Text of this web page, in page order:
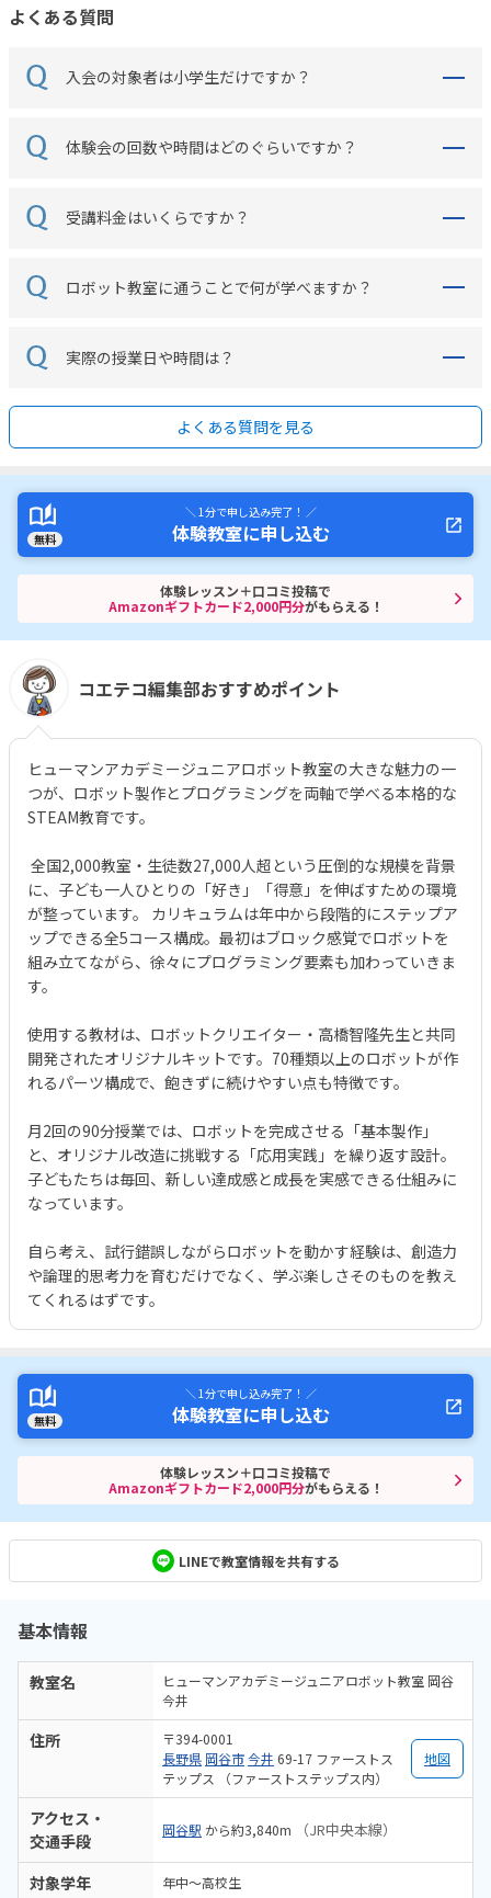
よくある質問
入会の対象者は小学生だけですか？
体験会の回数や時間はどのぐらいですか？
受講料金はいくらですか？
ロボット教室に通うことで何が学べますか？
実際の授業日や時間は？
よくある質問を見る
無料
＼ 1分で申し込み完了！ ／
体験教室に申し込む
体験レッスン＋口コミ投稿で
Amazonギフトカード2,000円分がもらえる！
コエテコ編集部おすすめポイント
ヒューマンアカデミージュニアロボット教室の大きな魅力の一
つが、ロボット製作とプログラミングを両軸で学べる本格的な
STEAM教育です。
全国2,000教室・生徒数27,000人超という圧倒的な規模を背景
に、子ども一人ひとりの「好き」「得意」を伸ばすための環境
が整っています。 カリキュラムは年中から段階的にステップア
ップできる全5コース構成。最初はブロック感覚でロボットを
組み立てながら、徐々にプログラミング要素も加わっていきま
す。
使用する教材は、ロボットクリエイター・高橋智隆先生と共同
開発されたオリジナルキットです。70種類以上のロボットが作
れるパーツ構成で、飽きずに続けやすい点も特徴です。
月2回の90分授業では、ロボットを完成させる「基本製作」
と、オリジナル改造に挑戦する「応用実践」を繰り返す設計。
子どもたちは毎回、新しい達成感と成長を実感できる仕組みに
なっています。
自ら考え、試行錯誤しながらロボットを動かす経験は、創造力
や論理的思考力を育むだけでなく、学ぶ楽しさそのものを教え
てくれるはずです。
無料
＼ 1分で申し込み完了！ ／
体験教室に申し込む
体験レッスン＋口コミ投稿で
Amazonギフトカード2,000円分がもらえる！
LINEで教室情報を共有する
基本情報
教室名
ヒューマンアカデミージュニアロボット教室 岡谷
今井
住所
〒394-0001
長野県 岡谷市今井 69-17 ファーストス
テップス （ファーストステップス内）
地図
アクセス・
交通手段
岡谷駅 から約3,840m （JR中央本線）
対象学年 年中～高校生